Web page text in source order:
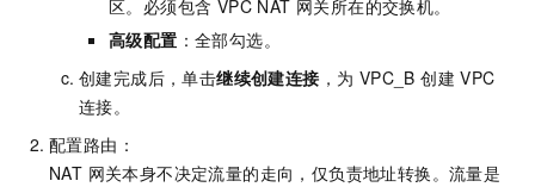
区。必须包含 VPC NAT 网关所在的交换机。
高级配置 ：全部勾选。
创建完成后，单击继续创建连接 ，为 VPC_B 创建 VPC
连接。
配置路由：
NAT 网关本身不决定流量的走向，仅负责地址转换。流量是